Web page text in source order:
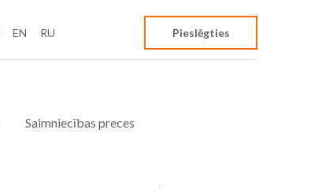
EN RU Pieslēgties
Saimniecības preces